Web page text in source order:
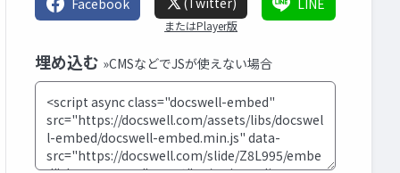
またはPlayer版
埋め込む »CMSなどでJSが使えない場合